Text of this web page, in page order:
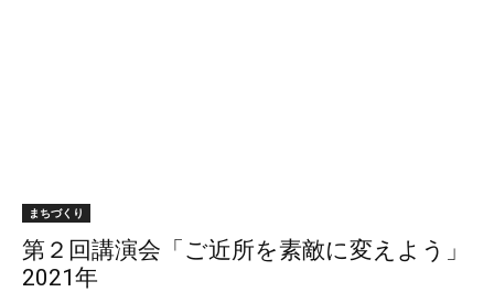
まちづくり
第２回講演会「ご近所を素敵に変えよう」
2021年